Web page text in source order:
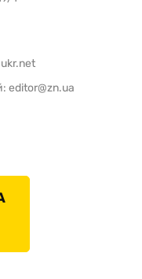
editor@zn.ua